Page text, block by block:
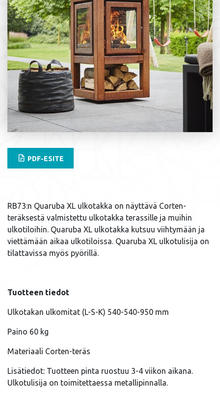
PDF-ESITE
RB73:n Quaruba XL ulkotakka on näyttävä Corten-
teräksestä valmistettu ulkotakka terassille ja muihin
ulkotiloihin. Quaruba XL ulkotakka kutsuu viihtymään ja
viettämään aikaa ulkotiloissa. Quaruba XL ulkotulisija on
tilattavissa myös pyörillä.
Tuotteen tiedot
Ulkotakan ulkomitat (L-S-K) 540-540-950 mm
Paino 60 kg
Materiaali Corten-teräs
Lisätiedot: Tuotteen pinta ruostuu 3-4 viikon aikana.
Ulkotulisija on toimitettaessa metallipinnalla.